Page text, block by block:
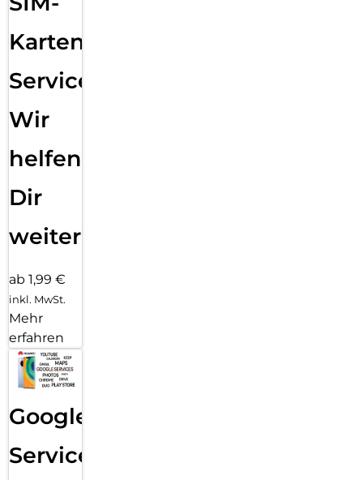
Karten
Service:
Wir
helfen
Dir
weiter
ab 1,99 €
inkl. MwSt.
Mehr
erfahren
Google
Services